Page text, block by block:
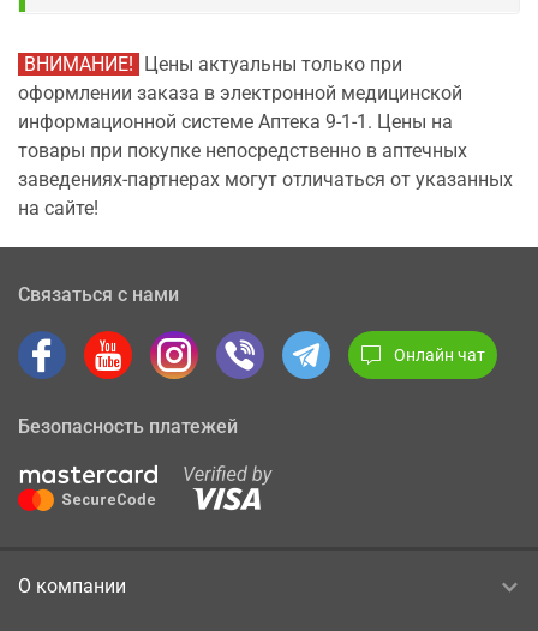
ВНИМАНИЕ! Цены актуальны только при
оформлении заказа в электронной медицинской
информационной системе Аптека 9-1-1. Цены на
товары при покупке непосредственно в аптечных
заведениях-партнерах могут отличаться от указанных
на сайте!
Связаться с нами
Онлайн чат
Безопасность платежей
О компании